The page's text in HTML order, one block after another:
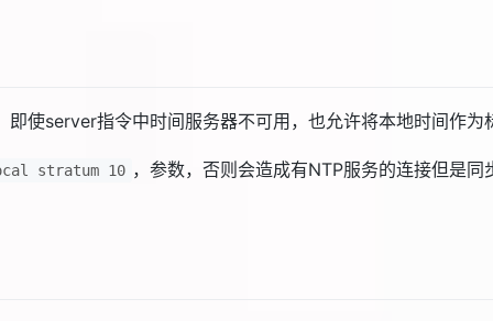
使server指令中时间服务器不可用，也允许将本地时间作为
stratum 10 ，参数，否则会造成有NTP服务的连接但是